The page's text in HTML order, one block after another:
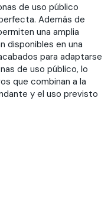
de uso público
Además de
una amplia
disponibles en una
para adaptarse
de uso público, lo
que combinan a la
y el uso previsto